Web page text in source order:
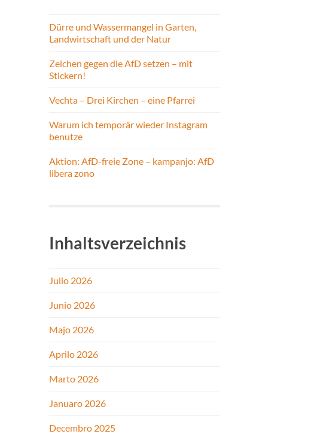
Dürre und Wassermangel in Garten,
Landwirtschaft und der Natur
Zeichen gegen die AfD setzen – mit
Stickern!
Vechta – Drei Kirchen – eine Pfarrei
Warum ich temporär wieder Instagram
benutze
Aktion: AfD-freie Zone – kampanjo: AfD
libera zono
Inhaltsverzeichnis
Julio 2026
Junio 2026
Majo 2026
Aprilo 2026
Marto 2026
Januaro 2026
Decembro 2025